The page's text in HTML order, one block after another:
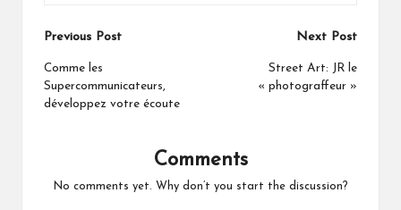
Post
navigation
Previous Post
Comme les
Supercommunicateurs,
développez votre écoute
Next Post
Street Art: JR le
« photograffeur »
Comments
No comments yet. Why don’t you start the discussion?